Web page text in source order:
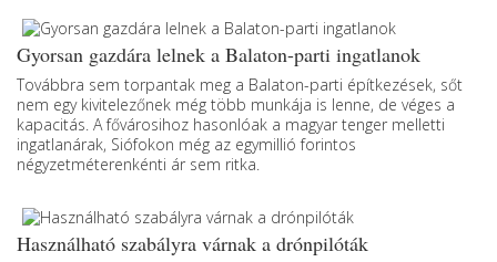
Gyorsan gazdára lelnek a Balaton-parti ingatlanok
Továbbra sem torpantak meg a Balaton-parti építkezések, sőt
nem egy kivitelezőnek még több munkája is lenne, de véges a
kapacitás. A fővárosihoz hasonlóak a magyar tenger melletti
ingatlanárak, Siófokon még az egymillió forintos
négyzetméterenkénti ár sem ritka.
Használható szabályra várnak a drónpilóták